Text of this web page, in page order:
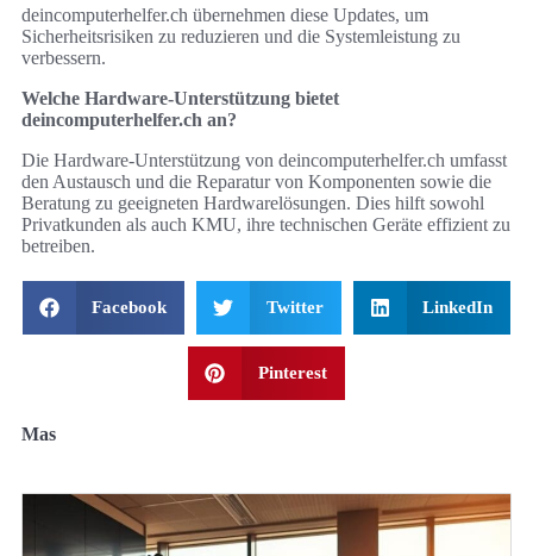
deincomputerhelfer.ch übernehmen diese Updates, um
Sicherheitsrisiken zu reduzieren und die Systemleistung zu
verbessern.
Welche Hardware-Unterstützung bietet
deincomputerhelfer.ch an?
Die Hardware-Unterstützung von deincomputerhelfer.ch umfasst
den Austausch und die Reparatur von Komponenten sowie die
Beratung zu geeigneten Hardwarelösungen. Dies hilft sowohl
Privatkunden als auch KMU, ihre technischen Geräte effizient zu
betreiben.
Facebook Twitter LinkedIn
Pinterest
Mas